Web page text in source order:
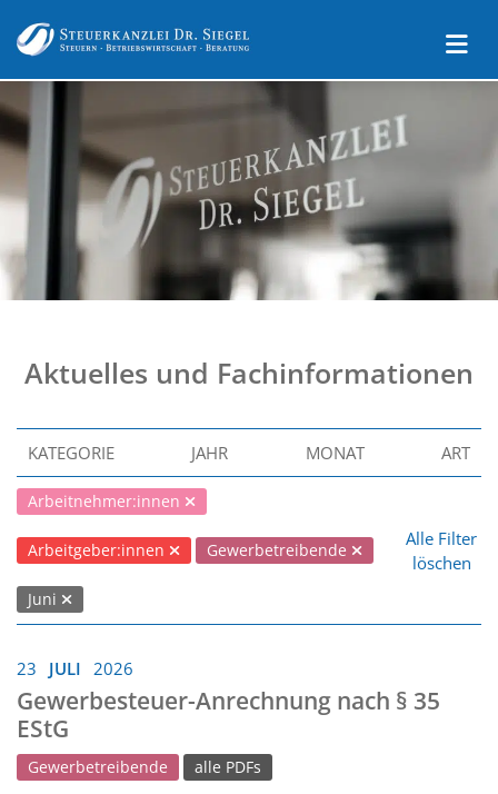
Aktuelles und Fachinformationen
KATEGORIE JAHR MONAT ART
Arbeitnehmer:innen
Arbeitgeber:innen Gewerbetreibende
Juni
Alle Filter
löschen
23 JULI 2026
Gewerbesteuer-Anrechnung nach § 35
EStG
Gewerbetreibende alle PDFs